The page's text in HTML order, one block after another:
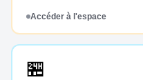
Accéder à l'espace
🏪